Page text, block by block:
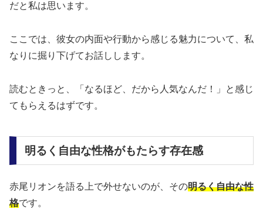
だと私は思います。
ここでは、彼女の内面や行動から感じる魅力について、私
なりに掘り下げてお話しします。
読むときっと、「なるほど、だから人気なんだ！」と感じ
てもらえるはずです。
明るく自由な性格がもたらす存在感
赤尾リオンを語る上で外せないのが、その明るく自由な性
格です。